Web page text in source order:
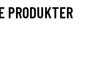
PRODUKTER